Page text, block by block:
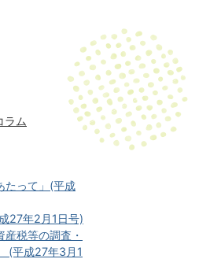
ラム
たって」(平成
27年2月1日号)
産税等の調査・
(平成27年3月1